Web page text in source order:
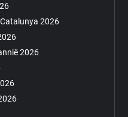
2026
2026